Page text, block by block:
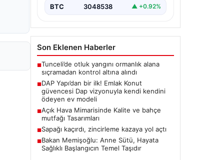
BTC 3048538 ▲ +0.92%
Son Eklenen Haberler
■Tunceli’de otluk yangını ormanlık alana
sıçramadan kontrol altına alındı
■DAP Yapı’dan bir ilk! Emlak Konut
güvencesi Dap vizyonuyla kendi kendini
ödeyen ev modeli
■Açık Hava Mimarisinde Kalite ve bahçe
mutfağı Tasarımları
■Sapağı kaçırdı, zincirleme kazaya yol açtı
■Bakan Memişoğlu: Anne Sütü, Hayata
Sağlıklı Başlangıcın Temel Taşıdır